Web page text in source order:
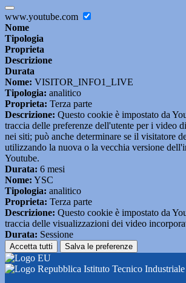
www.youtube.com
Nome
Tipologia
Proprieta
Descrizione
Durata
Nome: VISITOR_INFO1_LIVE
Tipologia: analitico
Proprieta: Terza parte
Descrizione: Questo cookie è impostato da
traccia delle preferenze dell'utente per i video
nei siti; può anche determinare se il visitatore
utilizzando la nuova o la vecchia versione
Youtube.
Durata: 6 mesi
Nome: YSC
Tipologia: analitico
Proprieta: Terza parte
Descrizione: Questo cookie è impostato da
traccia delle visualizzazioni dei video
Durata: Sessione
Accetta tutti Salva le preferenze
Istituto Tecnico